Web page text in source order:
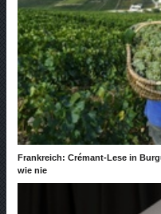
Frankreich: Crémant-Lese in
wie nie